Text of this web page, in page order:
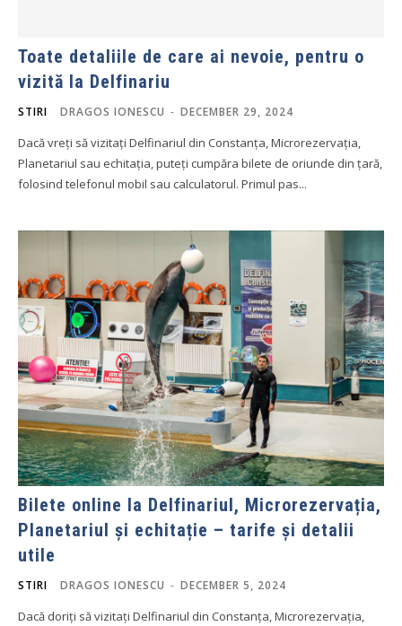
Toate detaliile de care ai nevoie, pentru o
vizită la Delfinariu
STIRI DRAGOS IONESCU - DECEMBER 29, 2024
Dacă vreți să vizitați Delfinariul din Constanța, Microrezervația,
Planetariul sau echitația, puteți cumpăra bilete de oriunde din țară,
folosind telefonul mobil sau calculatorul. Primul pas...
Bilete online la Delfinariul, Microrezervația,
Planetariul și echitație – tarife și detalii
utile
STIRI DRAGOS IONESCU - DECEMBER 5, 2024
Dacă doriți să vizitați Delfinariul din Constanța, Microrezervația,